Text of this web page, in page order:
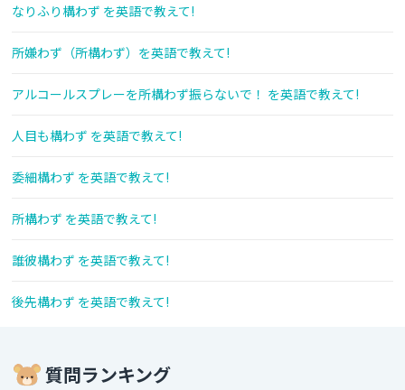
なりふり構わず を英語で教えて!
所嫌わず（所構わず）を英語で教えて!
アルコールスプレーを所構わず振らないで！ を英語で教えて!
人目も構わず を英語で教えて!
委細構わず を英語で教えて!
所構わず を英語で教えて!
誰彼構わず を英語で教えて!
後先構わず を英語で教えて!
質問ランキング